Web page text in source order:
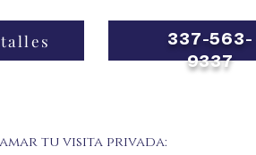
337-563-
9337
tu visita privada: